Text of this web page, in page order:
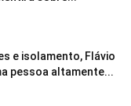
e isolamento, Flávio
pessoa altamente...